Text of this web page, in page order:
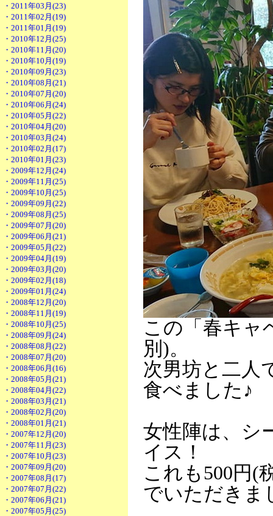
・2011年03月(23)
・2011年02月(19)
・2011年01月(19)
・2010年12月(25)
・2010年11月(20)
・2010年10月(19)
・2010年09月(23)
・2010年08月(21)
・2010年07月(20)
・2010年06月(24)
・2010年05月(22)
・2010年04月(20)
・2010年03月(24)
・2010年02月(17)
・2010年01月(23)
・2009年12月(24)
・2009年11月(25)
・2009年10月(25)
・2009年09月(22)
・2009年08月(25)
・2009年07月(20)
・2009年06月(21)
・2009年05月(22)
・2009年04月(19)
・2009年03月(20)
・2009年02月(18)
・2009年01月(24)
・2008年12月(20)
・2008年11月(19)
・2008年10月(25)
・2008年09月(24)
・2008年08月(22)
・2008年07月(20)
・2008年06月(16)
・2008年05月(21)
・2008年04月(22)
・2008年03月(21)
・2008年02月(20)
・2008年01月(21)
・2007年12月(20)
・2007年11月(23)
・2007年10月(23)
・2007年09月(20)
・2007年08月(17)
・2007年07月(22)
・2007年06月(21)
・2007年05月(25)
この「春キャ
別)。
次男坊と二人
食べました♪
女性陣は、シ
イス！
これも500円(
でいただきま